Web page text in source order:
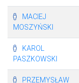
MACIEJ
MOSZYŃSKI
KAROL
PASZKOWSKI
PRZEMYSŁAW